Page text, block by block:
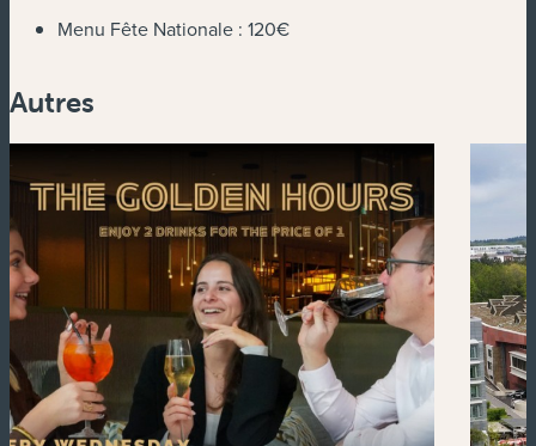
Menu Fête Nationale : 120€
Autres